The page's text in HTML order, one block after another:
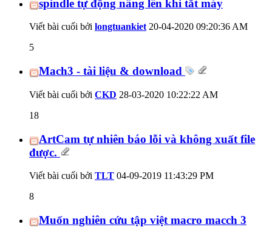
spindle tự động nâng lên khi tắt máy
Viết bài cuối bởi longtuankiet20-04-2020 09:20:36 AM
5
Mach3 - tài liệu & download
Viết bài cuối bởi CKD 28-03-2020 10:22:22 AM
18
ArtCam tự nhiên báo lỗi và không xuất file
được.
Viết bài cuối bởi TLT 04-09-2019 11:43:29 PM
8
Muốn nghiên cứu tập việt macro macch 3